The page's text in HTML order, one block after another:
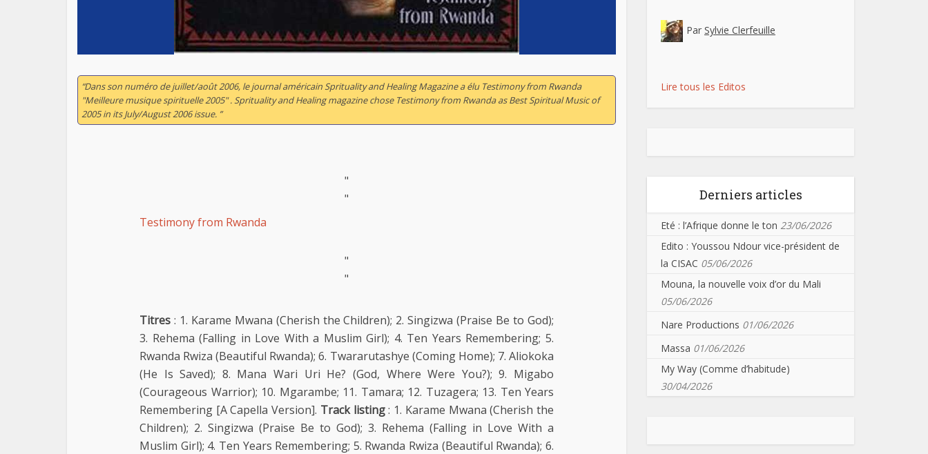
“Dans son numéro de juillet/août 2006, le journal américain Sprituality and Healing Magazine a élu Testimony from Rwanda
"Meilleure musique spirituelle 2005" . Sprituality and Healing magazine chose Testimony from Rwanda as Best Spiritual Music of
2005 in its July/August 2006 issue. ”
"
"
Testimony from Rwanda
"
"
Titres : 1. Karame Mwana (Cherish the Children); 2. Singizwa (Praise Be to God);
3. Rehema (Falling in Love With a Muslim Girl); 4. Ten Years Remembering; 5.
Rwanda Rwiza (Beautiful Rwanda); 6. Twararutashye (Coming Home); 7. Aliokoka
(He Is Saved); 8. Mana Wari Uri He? (God, Where Were You?); 9. Migabo
(Courageous Warrior); 10. Mgarambe; 11. Tamara; 12. Tuzagera; 13. Ten Years
Remembering [A Capella Version]. Track listing: 1. Karame Mwana (Cherish the
Children); 2. Singizwa (Praise Be to God); 3. Rehema (Falling in Love With a
Muslim Girl); 4. Ten Years Remembering; 5. Rwanda Rwiza (Beautiful Rwanda); 6.
Par Sylvie Clerfeuille
Lire tous les Editos
Derniers articles
Eté : l’Afrique donne le ton 23/06/2026
Edito : Youssou Ndour vice-président de
la CISAC 05/06/2026
Mouna, la nouvelle voix d’or du Mali
05/06/2026
Nare Productions 01/06/2026
Massa 01/06/2026
My Way (Comme d’habitude)
30/04/2026